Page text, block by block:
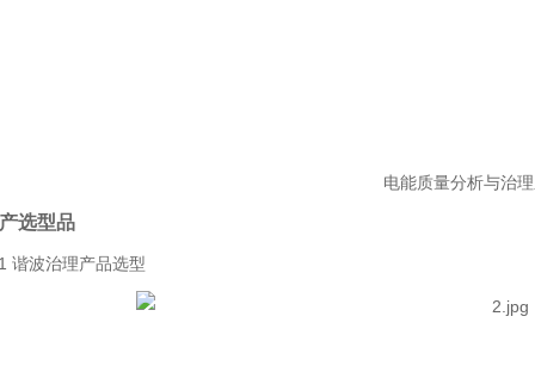
电能质量分析与治
选型品
谐波治理产品选型